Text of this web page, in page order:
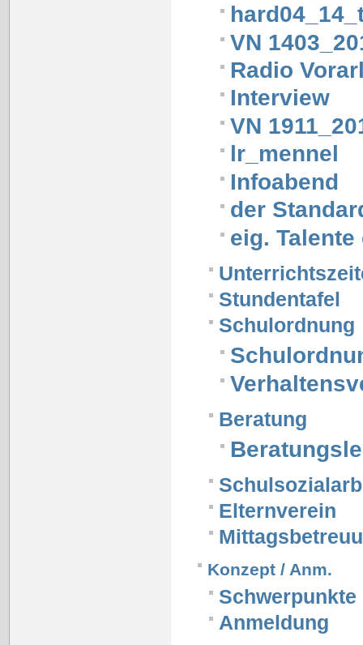
VN
Radio
Interview
VN
lr_mennel
Infoabend
der
eig.
Stundentafel
Schulordnung
Beratung
Elternverein
Konzept / Anm.
Schwerpunkte
Anmeldung